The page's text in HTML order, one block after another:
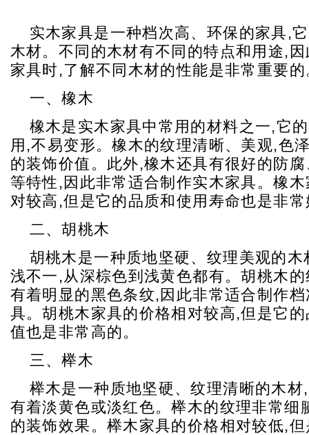
实木家具是一种档次高、环保的家具,
木材。不同的木材有不同的特点和用途,
家具时,了解不同木材的性能是非常重要的
一、橡木
橡木是实木家具中常用的材料之一,它
用,不易变形。橡木的纹理清晰、美观,色
的装饰价值。此外,橡木还具有很好的防
等特性,因此非常适合制作实木家具。橡
对较高,但是它的品质和使用寿命也是非
二、胡桃木
胡桃木是一种质地坚硬、纹理美观的
浅不一,从深棕色到浅黄色都有。胡桃木
有着明显的黑色条纹,因此非常适合制作
具。胡桃木家具的价格相对较高,但是它
值也是非常高的。
三、榉木
榉木是一种质地坚硬、纹理清晰的木
有着淡黄色或淡红色。榉木的纹理非常细
的装饰效果。榉木家具的价格相对较低,